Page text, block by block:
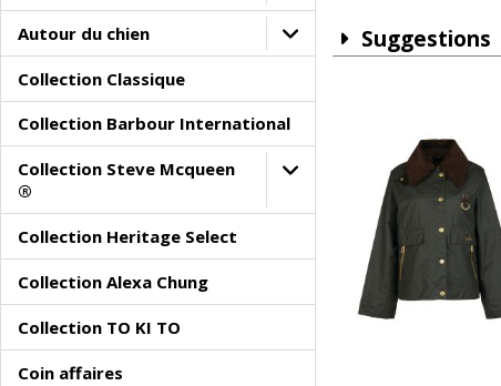
Autour du chien
Collection Classique
Collection Barbour International
Collection Steve Mcqueen
®
Collection Heritage Select
Collection Alexa Chung
Collection TO KI TO
Coin affaires
Suggestions